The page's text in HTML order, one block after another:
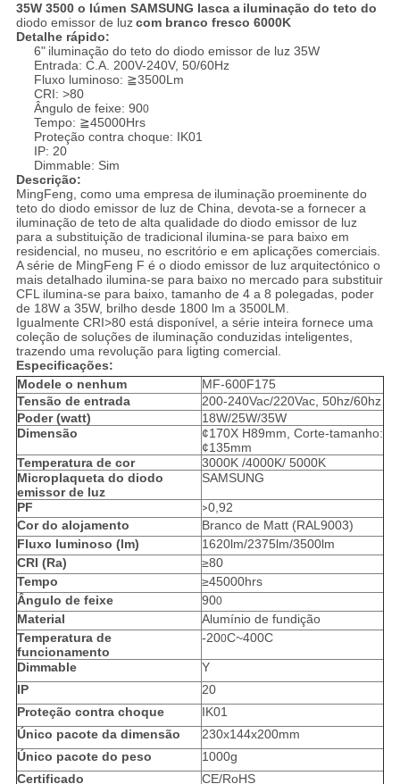
35W 3500 o lúmen SAMSUNG lasca a iluminação do teto do
diodo emissor de luzcombranco fresco 6000K
Detalhe rápido:
6" iluminação do teto dodiodo emissor de luz 35W
Entrada: C.A. 200V-240V, 50/60Hz
Fluxo luminoso: ≧3500Lm
CRI: >80
Ângulo de feixe: 900
Tempo: ≧45000Hrs
Proteção contra choque: IK01
IP: 20
Dimmable: Sim
Descrição:
MingFeng, como uma empresa de iluminação proeminente do
teto dodiodo emissor de luz de China, devota-se a fornecer a
iluminação de tetode alta qualidade dodiodo emissor de luz
para a substituição de tradicional ilumina-se para baixo em
residencial, no museu, no escritório e em aplicações comerciais.
A série de MingFeng F é o diodo emissor de luz arquitectónico o
mais detalhado ilumina-se para baixo no mercado para substituir
CFL ilumina-se para baixo, tamanho de 4 a 8 polegadas, poder
de 18W a 35W, brilho desde 1800 lm a 3500LM.
Igualmente CRI>80 está disponível, a série inteira fornece uma
coleção de soluções de iluminação conduzidas inteligentes,
trazendo uma revolução para ligting comercial.
Especificações:
Modele o nenhum
MF-600F175
Tensão de entrada
200-240Vac/220Vac, 50hz/60hz
Poder (watt)
18W/25W/35W
Dimensão
¢170X H89mm, Corte-tamanho:
¢135mm
Temperatura de cor
3000K /4000K/ 5000K
Microplaqueta do diodo
emissor de luz
SAMSUNG
PF >0,92
Cor do alojamento
Branco de Matt (RAL9003)
Fluxo luminoso (lm)
1620lm/2375lm/3500lm
CRI (Ra)
≥80
Tempo
≥45000hrs
Ângulo de feixe
900
Material
Alumínio de fundição
Temperatura de
funcionamento
-200C~400C
Dimmable
Y
IP
20
Proteção contra choque
IK01
Único pacote da dimensão
230x144x200mm
Único pacote do peso
1000g
Certificado
CE/RoHS